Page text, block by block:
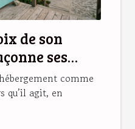
de son
ses
comme
qu’il agit, en